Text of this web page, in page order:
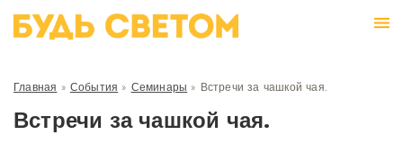
Главная » События » Семинары » Встречи за чашкой чая.
Встречи за чашкой чая.